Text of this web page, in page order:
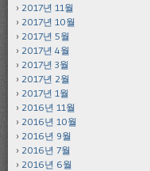
2017년 11월
2017년 10월
2017년 5월
2017년 4월
2017년 3월
2017년 2월
2017년 1월
2016년 11월
2016년 10월
2016년 9월
2016년 7월
2016년 6월